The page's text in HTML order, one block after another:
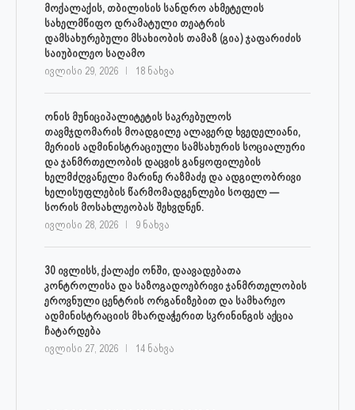
მოქალაქის, თბილისის სანდრო ახმეტელის
სახელმწიფო დრამატული თეატრის
დამსახურებული მსახიობის თამაზ (გია) ჯაფარიძის
საიუბილეო საღამო
ივლისი 29, 2026 18 ნახვა
ონის მუნიციპალიტეტის საკრებულოს
თავმჯდომარის მოადგილე ალავერდ ხვედელიანი,
მერიის ადმინისტრაციული სამსახურის სოციალური
და ჯანმრთელობის დაცვის განყოფილების
ხელმძღვანელი მარინე რაზმაძე და ადგილობრივი
ხელისუფლების წარმომადგენლები სოფელ —
სორის მოსახლეობას შეხვდნენ.
ივლისი 28, 2026 9 ნახვა
30 ივლისს, ქალაქი ონში, დაავადებათა
კონტროლისა და საზოგადოებრივი ჯანმრთელობის
ეროვნული ცენტრის ორგანიზებით და სამხარეო
ადმინისტრაციის მხარდაჭერით სკრინინგის აქცია
ჩატარდება
ივლისი 27, 2026 14 ნახვა